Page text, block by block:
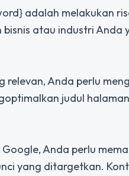
adalah melakukan
atau industri
Anda perlu
judul
Anda perlu
yang ditargetkan.